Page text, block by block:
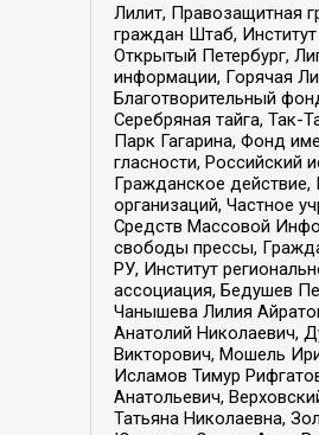
Лилит, Правозащитная
граждан Штаб,
Открытый Петербург,
информации, Горячая
Благотворительный
Серебряная тайга, Так-
Парк Гагарина, Фонд
гласности, Российский
Гражданское
организаций, Частное
Средств Массовой
свободы прессы,
РУ, Институт
ассоциация, Бедушев
Чанышева Лилия
Анатолий Николаевич,
Викторович, Мошель
Исламов Тимур
Анатольевич,
Татьяна Николаевна,